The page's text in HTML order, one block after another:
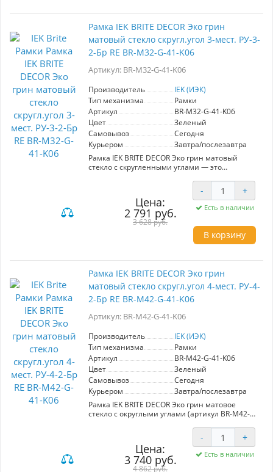
легко сочетать его с различными отделками.
цветовых решений и моделей, что делает ее
универсальным вариантом для любого
проекта. Эта рамка идеально подходит для тех,
кто ценит как эстетическую
привлекательность, так и качество при
обустройстве своего пространства.
Рамка IEK BRITE DECOR Эко грин
матовый стекло скругл.угол 3-мест. РУ-3-
2-Бр RE BR-M32-G-41-K06
Артикул: BR-M32-G-41-K06
Производитель
IEK (ИЭК)
Тип механизма
Рамки
Артикул
BR-M32-G-41-K06
Цвет
Зеленый
Самовывоз
Сегодня
Курьером
Завтра/послезавтра
Рамка IEK BRITE DECOR Эко грин матовый
стекло с скругленными углами — это
интерьера. Артикул BR-M32-G-41-K06
относится к серии электроустановочных
изделий "BRITE", отличающейся гармоничным
дизайном, надежностью и доступной ценой.
Рамка выполнена из высококачественных
материалов премиум-класса, что
обеспечивает долгий срок службы и
эко грин придаст вашему интерьеру свежесть
палитра позволит легко интегрировать ее в
любые стилистические решения. Рамка
подходит как для жилых, так и для
коммерческих объектов, обеспечивая
эстетическую единственность и
функциональность. Выбор в пользу IEK — это
выбор надежности и стиля.
Цена:
2 791 руб.
3 628 руб.
- +
Есть в наличии
В корзину
Рамка IEK BRITE DECOR Эко грин
матовый стекло скругл.угол 4-мест. РУ-4-
2-Бр RE BR-M42-G-41-K06
Артикул: BR-M42-G-41-K06
Производитель
IEK (ИЭК)
Тип механизма
Рамки
Артикул
BR-M42-G-41-K06
Цвет
Зеленый
Самовывоз
Сегодня
Курьером
Завтра/послезавтра
Рамка IEK BRITE DECOR Эко грин матовое
стекло с округлыми углами (артикул BR-M42-G-
решение для создания стильного и
современного интерьера. Эта четырехместная
рамка из серии "BRITE" сочетает в себе
европейский дизайн и высокую
функциональность. Изготовленная из
Цена:
3 740 руб.
4 862 руб.
- +
Есть в наличии